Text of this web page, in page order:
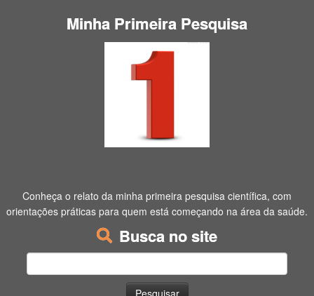
Minha Primeira Pesquisa
Conheça o relato da minha primeira pesquisa científica, com
orientações práticas para quem está começando na área da saúde.
Busca no site